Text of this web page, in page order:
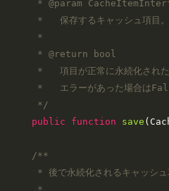
     *
@param
     *   保存するキャッシュ項目。
     *
     *
@return bool
*   項目が正常に永続化され
*   エラーがあった場合は
     */
public
function save (
/**
* 後で永続化されるキャッシュ